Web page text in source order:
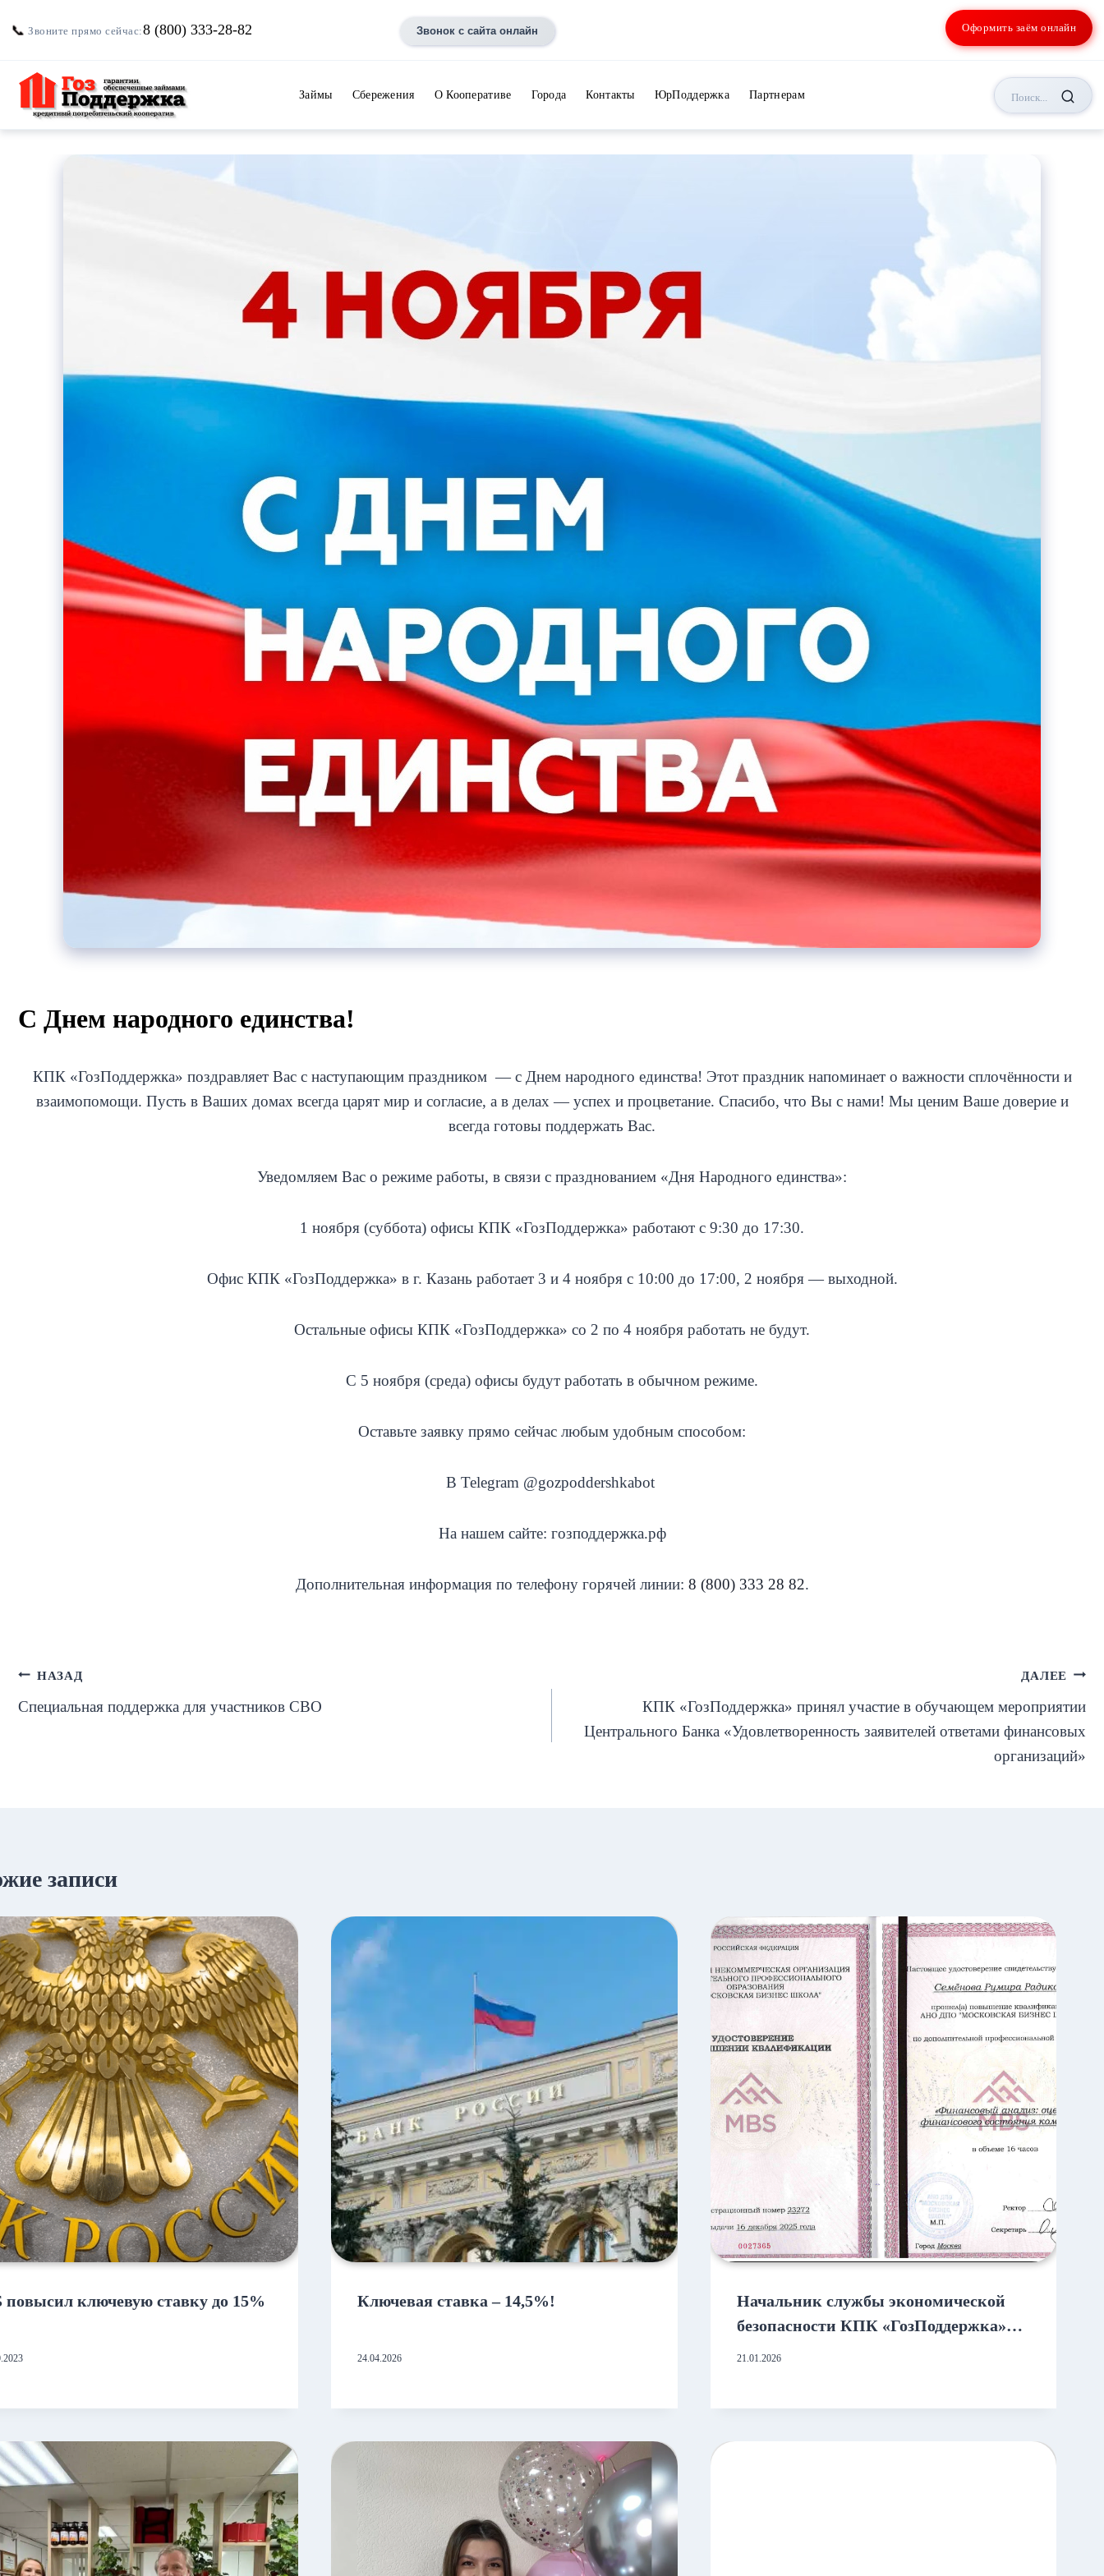
📞 Звоните прямо сейчас:8 (800) 333-28-82 Звонок с сайта онлайн Оформить заём онлайн
Займы Сбережения О Кооперативе Города Контакты ЮрПоддержка Партнерам Поиск...
С Днем народного единства!
КПК «ГозПоддержка» поздравляет Вас с наступающим праздником — с Днем народного единства! Этот праздник напоминает о важности сплочённости и
взаимопомощи. Пусть в Ваших домах всегда царят мир и согласие, а в делах — успех и процветание. Спасибо, что Вы с нами! Мы ценим Ваше доверие и
всегда готовы поддержать Вас.
Уведомляем Вас о режиме работы, в связи с празднованием «Дня Народного единства»:
1 ноября (суббота) офисы КПК «ГозПоддержка» работают с 9:30 до 17:30.
Офис КПК «ГозПоддержка» в г. Казань работает 3 и 4 ноября с 10:00 до 17:00, 2 ноября — выходной.
Остальные офисы КПК «ГозПоддержка» со 2 по 4 ноября работать не будут.
С 5 ноября (среда) офисы будут работать в обычном режиме.
Оставьте заявку прямо сейчас любым удобным способом:
В Telegram @gozpoddershkabot
На нашем сайте: гозподдержка.рф
Дополнительная информация по телефону горячей линии: 8 (800) 333 28 82.
Навигация
по
НАЗАД
Специальная поддержка для участников СВО
ДАЛЕЕ
КПК «ГозПоддержка» принял участие в обучающем мероприятии
Центрального Банка «Удовлетворенность заявителей ответами финансовых
организаций»
записи
ключевую ставку до 15% Ключевая ставка – 14,5%!
24.04.2026
Начальник службы экономической
безопасности КПК «ГозПоддержка»
повысил квалификацию в сфере
21.01.2026